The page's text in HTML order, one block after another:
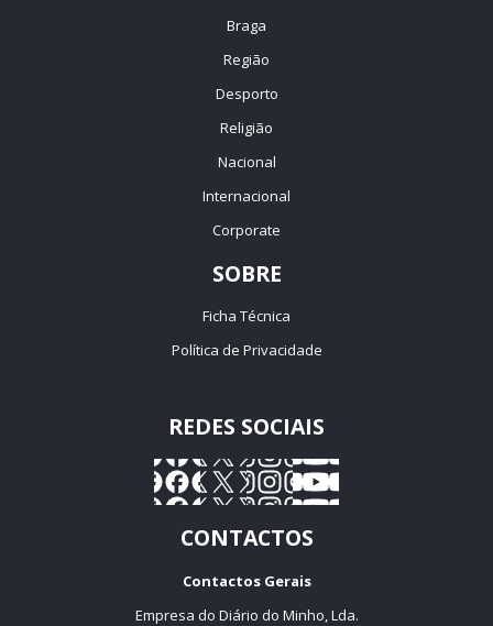
Braga
Região
Desporto
Religião
Nacional
Internacional
Corporate
SOBRE
Ficha Técnica
Política de Privacidade
REDES SOCIAIS
CONTACTOS
Contactos Gerais
Empresa do Diário do Minho, Lda.